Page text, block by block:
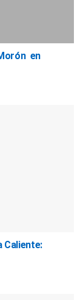
en
Caliente: